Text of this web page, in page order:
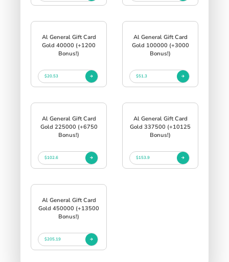
Al General Gift Card
Gold 40000 (+1200
Bonus!)
$20.53
Al General Gift Card
Gold 100000 (+3000
Bonus!)
$51.3
Al General Gift Card
Gold 225000 (+6750
Bonus!)
$102.6
Al General Gift Card
Gold 337500 (+10125
Bonus!)
$153.9
Al General Gift Card
Gold 450000 (+13500
Bonus!)
$205.19